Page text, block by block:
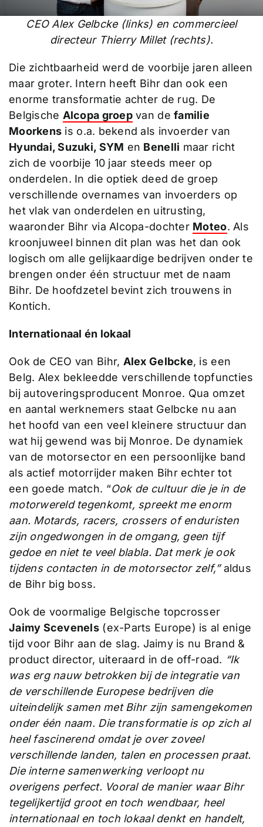
CEO Alex Gelbcke (links) en commercieel
directeur Thierry Millet (rechts).
Die zichtbaarheid werd de voorbije jaren alleen
maar groter. Intern heeft Bihr dan ook een
enorme transformatie achter de rug. De
Belgische Alcopa groepvan defamilie
Moorkens is o.a. bekend als invoerder van
Hyundai, Suzuki, SYM en Benelli maar richt
zich de voorbije 10 jaar steeds meer op
onderdelen. In die optiek deed de groep
verschillende overnames van invoerders op
het vlak van onderdelen en uitrusting,
waaronder Bihr via Alcopa-dochter Moteo. Als
kroonjuweel binnen dit plan was het dan ook
logisch om alle gelijkaardige bedrijven onder te
brengen onder één structuur met de naam
Bihr. De hoofdzetel bevint zich trouwens in
Kontich.
Internationaal én lokaal
Ook de CEO van Bihr, Alex Gelbcke, is een
Belg. Alex bekleedde verschillende topfuncties
bij autoveringsproducent Monroe. Qua omzet
en aantal werknemers staat Gelbcke nu aan
het hoofd van een veel kleinere structuur dan
wat hij gewend was bij Monroe. De dynamiek
van de motorsector en een persoonlijke band
als actief motorrijder maken Bihr echter tot
een goede match. “Ook de cultuur die je in de
motorwereld tegenkomt, spreekt me enorm
aan. Motards, racers, crossers of enduristen
zijn ongedwongen in de omgang, geen tijf
gedoe en niet te veel blabla. Dat merk je ook
tijdens contacten in de motorsector zelf,”aldus
de Bihr big boss.
Ook de voormalige Belgische topcrosser
Jaimy Scevenels (ex-Parts Europe) is al enige
tijd voor Bihr aan de slag. Jaimy is nu Brand &
product director, uiteraard in de off-road. “Ik
was erg nauw betrokken bij de integratie van
de verschillende Europese bedrijven die
uiteindelijk samen met Bihr zijn samengekomen
onder één naam. Die transformatie is op zich al
heel fascinerend omdat je over zoveel
verschillende landen, talen en processen praat.
Die interne samenwerking verloopt nu
overigens perfect. Vooral de manier waar Bihr
tegelijkertijd groot en toch wendbaar, heel
internationaal en toch lokaal denkt en handelt,